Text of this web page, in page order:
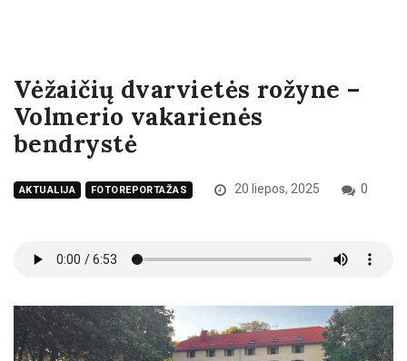
Vėžaičių dvarvietės rožyne –
Volmerio vakarienės
bendrystė
AKTUALIJA FOTOREPORTAŽAS 20 liepos, 2025 0